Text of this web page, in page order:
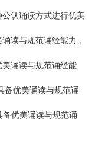
认诵读方式进行优美
读与规范诵经能力，
诵读与规范诵经能
备优美诵读与规范诵
优美诵读与规范诵